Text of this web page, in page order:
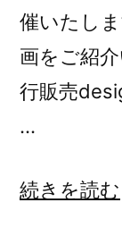
催いたし
画をご紹
行販売
…
“【先
続きを読む